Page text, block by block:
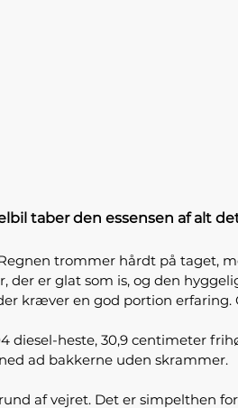
taber den essensen af alt
trommer hårdt på taget,
der er glat som is, og den
kræver en god portion erfaring.
diesel-heste, 30,9 centimeter
ad bakkerne uden skrammer.
af vejret. Det er simpelthen